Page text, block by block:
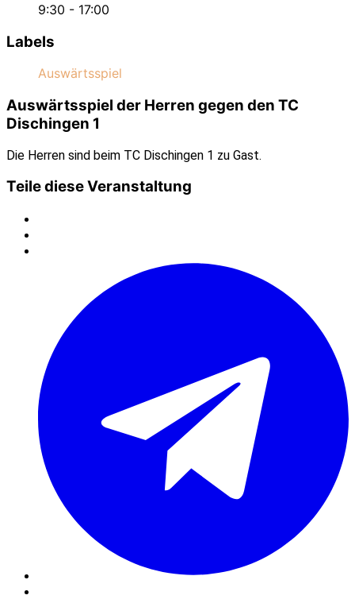
9:30 - 17:00
Labels
Auswärtsspiel
Auswärtsspiel der Herren gegen den TC
Dischingen 1
Die Herren sind beim TC Dischingen 1 zu Gast.
Teile diese Veranstaltung